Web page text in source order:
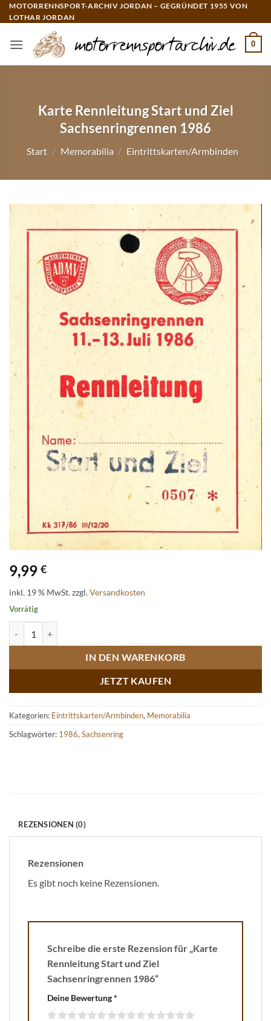
Zum
Inhalt
MOTORRENNSPORT-ARCHIV JORDAN – GEGRÜNDET 1955 VON
LOTHAR JORDAN
0
Karte Rennleitung Start und Ziel
Sachsenringrennen 1986
Start / Memorabilia / Eintrittskarten/Armbinden
9,99 €
inkl. 19 % MwSt.zzgl.Versandkosten
Vorrätig
IN DEN WARENKORB
JETZT KAUFEN
Kategorien: Eintrittskarten/Armbinden, Memorabilia
Schlagwörter: 1986, Sachsenring
REZENSIONEN (0)
Rezensionen
Es gibt noch keine Rezensionen.
Schreibe die erste Rezension für „Karte
Rennleitung Start und Ziel
Sachsenringrennen 1986“
Deine Bewertung*